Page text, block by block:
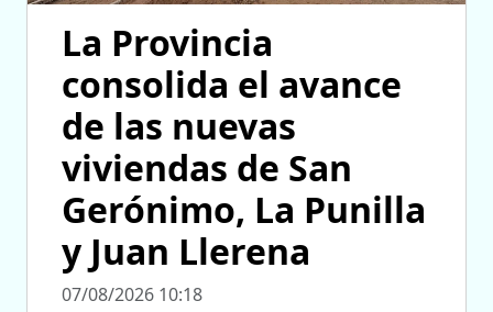
La Provincia
consolida el avance
de las nuevas
viviendas de San
Gerónimo, La Punilla
y Juan Llerena
07/08/2026 10:18